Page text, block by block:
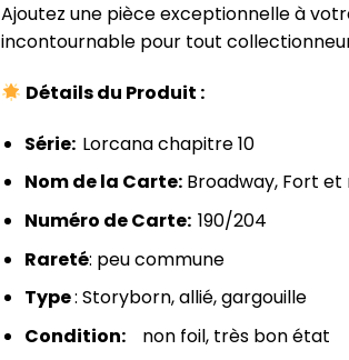
Ajoutez une pièce exceptionnelle à
incontournable pour tout
Détails du Produit :
Série: Lorcana chapitre 10
Nom de la Carte:Broadway, Fort et
Numéro de Carte: 190/204
Rareté: peu commune
Type: Storyborn, allié, gargouille
Condition:
non foil, très bon état